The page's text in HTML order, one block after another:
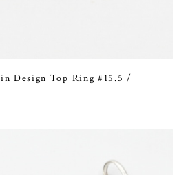
Design Top Ring #15.5 /